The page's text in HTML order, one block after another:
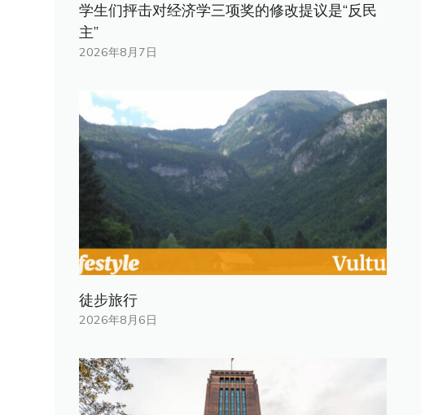
学生们抨击对经济学三项奖的修改提议是“反民
主”
2026年8月7日
徒步旅行
2026年8月6日